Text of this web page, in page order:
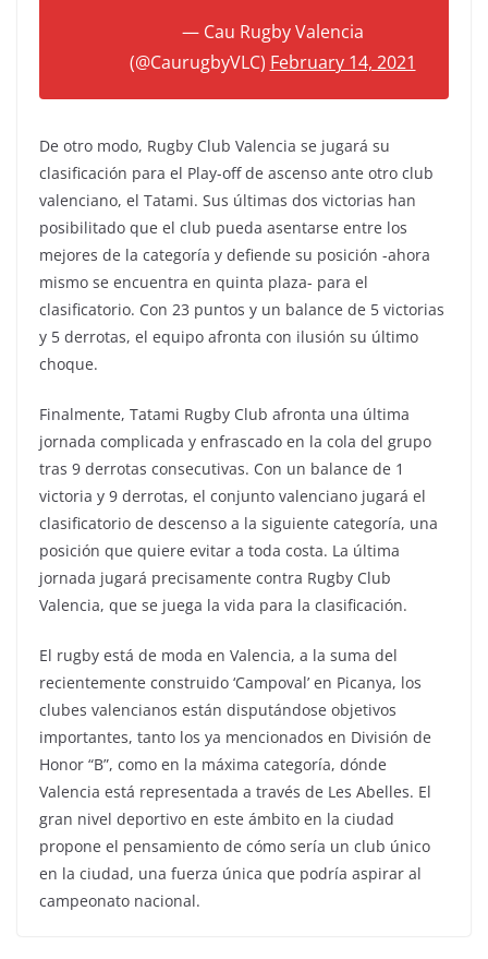
— Cau Rugby Valencia
(@CaurugbyVLC) February 14, 2021
De otro modo, Rugby Club Valencia se jugará su
clasificación para el Play-off de ascenso ante otro club
valenciano, el Tatami. Sus últimas dos victorias han
posibilitado que el club pueda asentarse entre los
mejores de la categoría y defiende su posición -ahora
mismo se encuentra en quinta plaza- para el
clasificatorio. Con 23 puntos y un balance de 5 victorias
y 5 derrotas, el equipo afronta con ilusión su último
choque.
Finalmente, Tatami Rugby Club afronta una última
jornada complicada y enfrascado en la cola del grupo
tras 9 derrotas consecutivas. Con un balance de 1
victoria y 9 derrotas, el conjunto valenciano jugará el
clasificatorio de descenso a la siguiente categoría, una
posición que quiere evitar a toda costa. La última
jornada jugará precisamente contra Rugby Club
Valencia, que se juega la vida para la clasificación.
El rugby está de moda en Valencia, a la suma del
recientemente construido ‘Campoval’ en Picanya, los
clubes valencianos están disputándose objetivos
importantes, tanto los ya mencionados en División de
Honor “B”, como en la máxima categoría, dónde
Valencia está representada a través de Les Abelles. El
gran nivel deportivo en este ámbito en la ciudad
propone el pensamiento de cómo sería un club único
en la ciudad, una fuerza única que podría aspirar al
campeonato nacional.